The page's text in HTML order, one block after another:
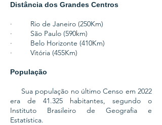
Distância dos Grandes Centros
· Rio de Janeiro (250Km)
· São Paulo (590km)
· Belo Horizonte (410Km)
· Vitória (455Km)
População
Sua população no último Censo em 2022
era de 41.325 habitantes, segundo o
Instituto Brasileiro de Geografia e
Estatística.